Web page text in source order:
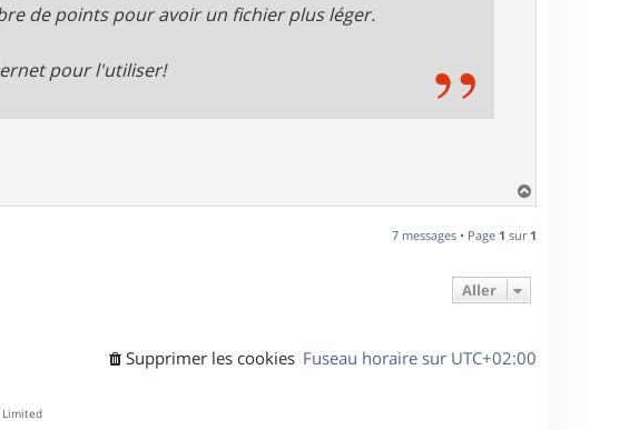
de points pour avoir un fichier plus léger.
pour l'utiliser!
a
t
7 messages • Page 1 sur 1
Aller
Fuseau horaire sur UTC+02:00
Supprimer les cookies
Limited